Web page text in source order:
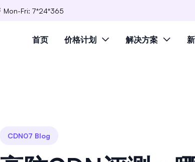
Mon-Fri: 7*24*365
首页 价格计划 解决方案
CDN07 Blog